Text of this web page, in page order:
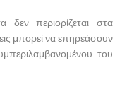
περιορίζεται στα
μπορεί να επηρεάσουν
του